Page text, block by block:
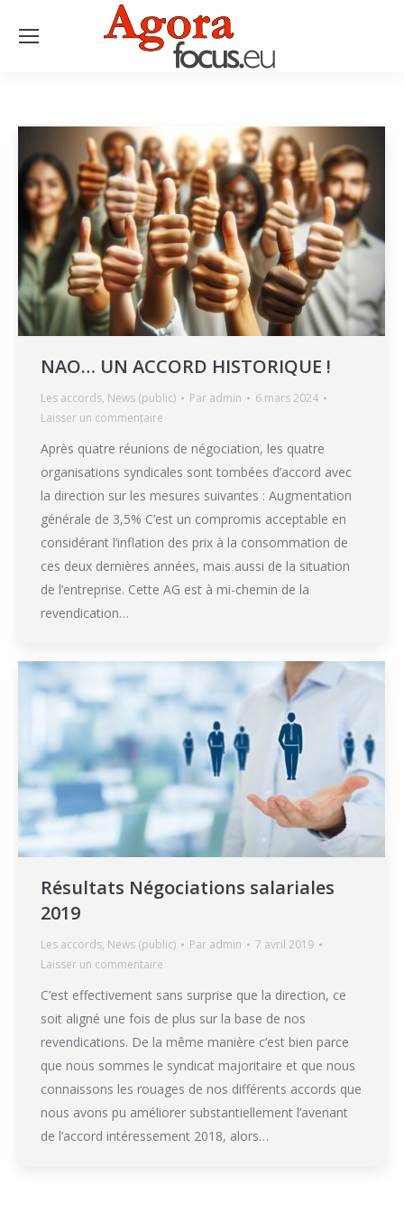
NAO… UN ACCORD HISTORIQUE !
Les accords, News (public) Par admin
6 mars 2024
Laisser un commentaire
Après quatre réunions de négociation, les quatre
organisations syndicales sont tombées d’accord avec
la direction sur les mesures suivantes : Augmentation
générale de 3,5% C’est un compromis acceptable en
considérant l’inflation des prix à la consommation de
ces deux dernières années, mais aussi de la situation
de l’entreprise. Cette AG est à mi-chemin de la
revendication…
Résultats Négociations salariales
2019
Les accords, News (public) Par admin
7 avril 2019
Laisser un commentaire
C’est effectivement sans surprise que la direction, ce
soit aligné une fois de plus sur la base de nos
revendications. De la même manière c’est bien parce
que nous sommes le syndicat majoritaire et que nous
connaissons les rouages de nos différents accords que
nous avons pu améliorer substantiellement l’avenant
de l’accord intéressement 2018, alors…